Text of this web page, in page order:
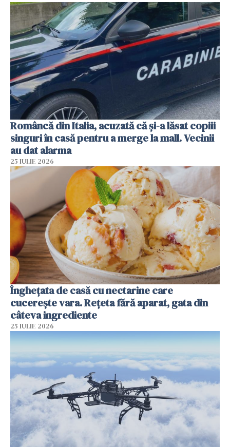
Româncă din Italia, acuzată că și-a lăsat copiii
singuri în casă pentru a merge la mall. Vecinii
au dat alarma
25 IULIE 2026
Înghețata de casă cu nectarine care
cucerește vara. Rețeta fără aparat, gata din
câteva ingrediente
25 IULIE 2026